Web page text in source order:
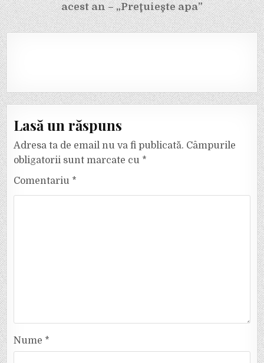
acest an – „Preţuieşte apa”
Lasă un răspuns
Adresa ta de email nu va fi publicată. Câmpurile
obligatorii sunt marcate cu *
Comentariu *
Nume *